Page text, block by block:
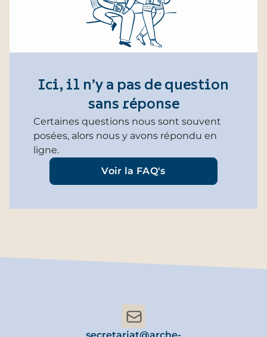
Ici, il n’y a pas de question
sans réponse
Certaines questions nous sont souvent
posées, alors nous y avons répondu en
ligne.
Voir la FAQ's